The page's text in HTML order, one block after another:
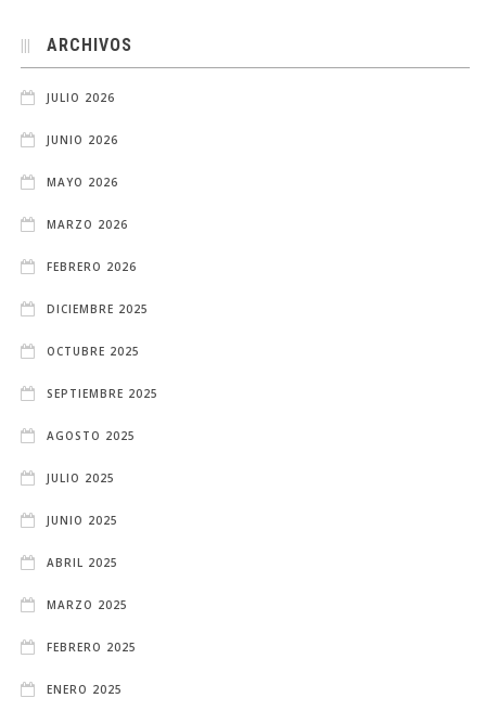
ARCHIVOS
JULIO 2026
JUNIO 2026
MAYO 2026
MARZO 2026
FEBRERO 2026
DICIEMBRE 2025
OCTUBRE 2025
SEPTIEMBRE 2025
AGOSTO 2025
JULIO 2025
JUNIO 2025
ABRIL 2025
MARZO 2025
FEBRERO 2025
ENERO 2025